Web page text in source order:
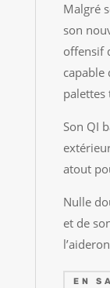
Malgré
son
offensif
capable
palettes
Son QI
atout
Nulle
et de
EN